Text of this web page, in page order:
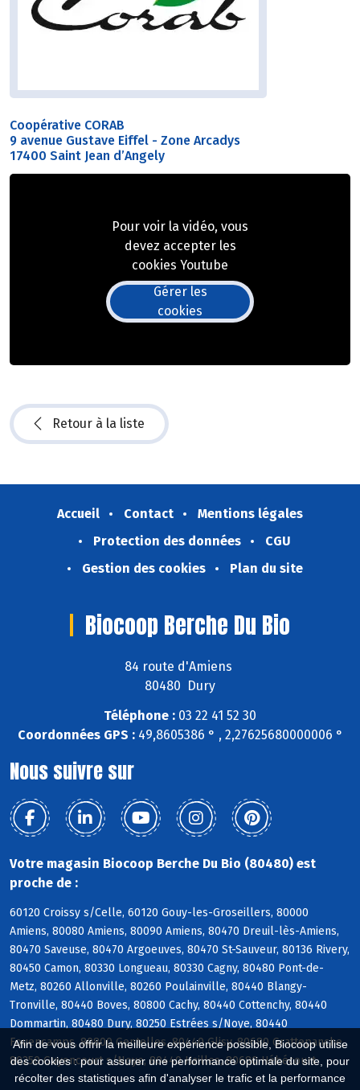
Afin de vous offrir la meilleure expérience possible, Biocoop utilise
des cookies : pour assurer une performance optimale du site, pour
récolter des statistiques afin d'analyser le trafic et la performance
Coopérative CORAB
9 avenue Gustave Eiffel - Zone Arcadys
17400 Saint Jean d’Angely
Pour voir la vidéo, vous
devez accepter les
cookies Youtube
Gérer les
cookies
Retour à la liste
Accueil Contact
Mentions légales
Protection des données
CGU
Gestion des cookies
Plan du site
Biocoop Berche Du Bio
84 route d'Amiens
80480 Dury
Téléphone : 03 22 41 52 30
Coordonnées GPS :49,8605386 ° , 2,27625680000006 °
Nous suivre sur
Votre magasin Biocoop Berche Du Bio (80480) est
proche de :
60120 Croissy s/Celle, 60120 Gouy-les-Groseillers, 80000
Amiens, 80080 Amiens, 80090 Amiens, 80470 Dreuil-lès-Amiens,
80470 Saveuse, 80470 Argoeuves, 80470 St-Sauveur, 80136 Rivery,
80450 Camon, 80330 Longueau, 80330 Cagny, 80480 Pont-de-
Metz, 80260 Allonville, 80260 Poulainville, 80440 Blangy-
Tronville, 80440 Boves, 80800 Cachy, 80440 Cottenchy, 80440
Dommartin, 80480 Dury, 80250 Estrées s/Noye, 80440
Fouencamps, 80800 Gentelles, 80440 Glisy, 80680 Grattepanche,
80250 Guyencourt s/Noye, 80440 Hailles, 80680 Hébécourt